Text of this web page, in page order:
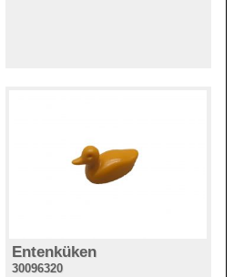
Entenküken
30096320